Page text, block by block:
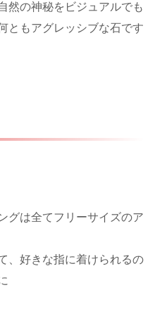
然の神秘をビジュアルでも
ともアグレッシブな石です
グは全てフリーサイズのア
、好きな指に着けられるの